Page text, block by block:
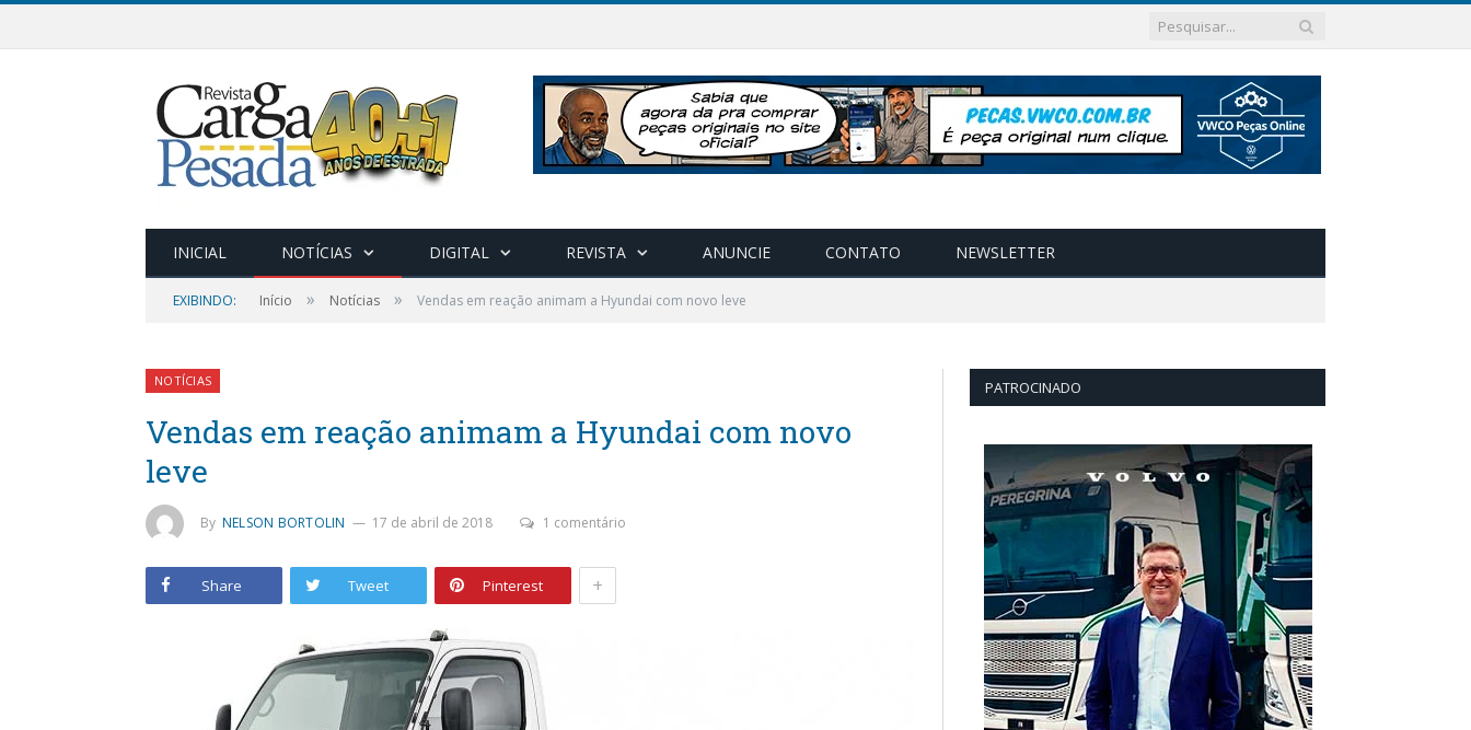
INICIAL NOTÍCIAS DIGITAL REVISTA ANUNCIE CONTATO NEWSLETTER
EXIBINDO: Início » Notícias » Vendas em reação animam a Hyundai com novo leve
NOTÍCIAS
Vendas em reação animam a Hyundai com novo
leve
By NELSON BORTOLIN 17 de abril de 2018 1 comentário
Share Tweet Pinterest +
PATROCINADO